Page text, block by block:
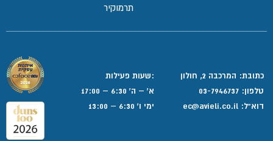
תרמוקיר
כתובת: המרכבה 2, חולון
טלפון: 03-7946737
דוא”ל:
:שעות פעילות
א' – ה' 6:30 – 17:00
ימי ו' 6:30 – 13:00